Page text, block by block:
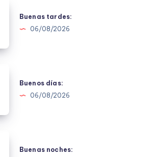
Buenas tardes:
06/08/2026
Buenos días:
06/08/2026
Buenas noches: